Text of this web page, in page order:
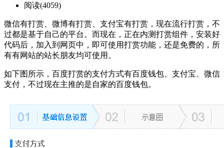
阅读(4059)
微信有打赏、微博有打赏、支付宝有打赏，现在流行打赏，不
过都是基于自己的平台。而现在，正在内测打赏组件，安装好
代码后，加入到网页中，即可使用打赏功能，还是免费的，所
有有网站的站长朋友均可使用。
如下图所示，百度打赏的支付方式有百度钱包、支付宝、微信
支付，不过现在主推的是自家的百度钱包。